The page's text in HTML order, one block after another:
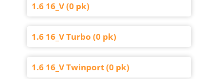
1.6 16_V (0 pk)
1.6 16_V Turbo (0 pk)
1.6 16_V Twinport (0 pk)